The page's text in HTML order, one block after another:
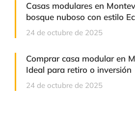
Casas modulares en
bosque nuboso con estilo
24 de octubre de 2025
Comprar casa modular en
Ideal para retiro o inversión
24 de octubre de 2025